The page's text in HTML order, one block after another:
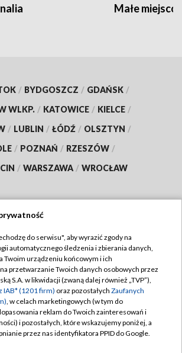
Małe
/ BYDGOSZCZ / GDAŃSK /
WLKP. / KATOWICE / KIELCE /
/ LUBLIN / ŁÓDŹ / OLSZTYN /
/ POZNAŃ / RZESZÓW /
/ WARSZAWA / WROCŁAW
TVP
TVP
Cyfrowa
Regulamin TVP
Polityka prywatności
Moje zgody
Pomoc
do serwisu", aby wyrazić zgody na
automatycznego śledzenia i zbierania danych,
Twoim urządzeniu końcowym i ich
przetwarzanie Twoich danych osobowych przez
S.A. w likwidacji (zwaną dalej również „TVP”),
IAB* (1201 firm) oraz pozostałych Zaufanych
, w celach marketingowych (w tym do
reklam do Twoich zainteresowań i
i pozostałych, które wskazujemy poniżej, a
przez nas identyfikatora PPID do Google.